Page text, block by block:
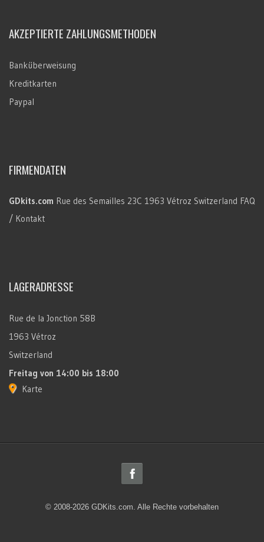
AKZEPTIERTE ZAHLUNGSMETHODEN
Banküberweisung
Kreditkarten
Paypal
FIRMENDATEN
GDkits.com Rue des Semailles 23C 1963 Vétroz Switzerland FAQ
/ Kontakt
LAGERADRESSE
Rue de la Jonction 58B
1963 Vétroz
Switzerland
Freitag von 14:00 bis 18:00
Karte
© 2008-2026 GDKits.com. Alle Rechte vorbehalten